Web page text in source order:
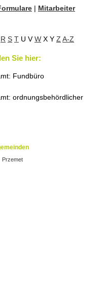
| Mitarbeiter
R S T U V W X Y Z A-Z
Sie hier:
: Fundbüro
: ordnungsbehördlicher
Przemet